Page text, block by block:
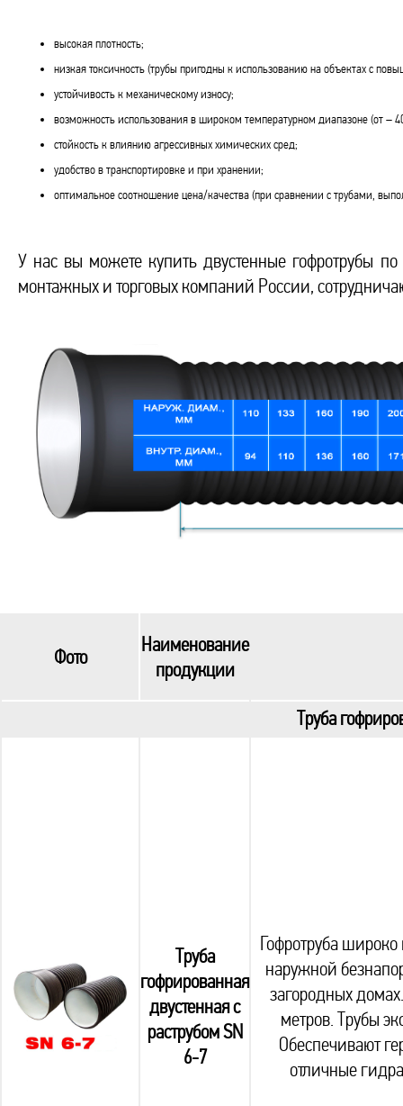
высокая плотность;
низкая токсичность (трубы пригодны к использованию на объектах с
устойчивость к механическому износу;
возможность использования в широком температурном диапазоне (от –
стойкость к влиянию агрессивных химических сред;
удобство в транспортировке и при хранении;
оптимальное соотношение цена/качества (при сравнении с трубами,
У нас вы можете купить двустенные гофротрубы
монтажных и торговых компаний России,
Фото
Наименование
продукции
Труба
Труба
гофрированная
двустенная с
раструбом SN
6-7
Гофротруба широко
наружной
загородных
метров. Трубы
Обеспечивают
отличные